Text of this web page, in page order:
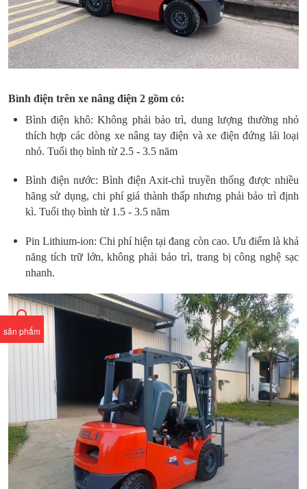
sản phẩm
Bình điện trên xe nâng điện 2 gồm có:
Bình điện khô: Không phải bảo trì, dung lượng thường nhỏ
thích hợp các dòng xe nâng tay điện và xe điện đứng lái loại
nhỏ. Tuổi thọ bình từ 2.5 - 3.5 năm
Bình điện nước: Bình điện Axit-chì truyền thống được nhiều
hãng sử dụng, chi phí giá thành thấp nhưng phải bảo trì định
kì. Tuổi thọ bình từ 1.5 - 3.5 năm
Pin Lithium-ion: Chi phí hiện tại đang còn cao. Ưu điểm là khả
năng tích trữ lớn, không phải bảo trì, trang bị công nghệ sạc
nhanh.